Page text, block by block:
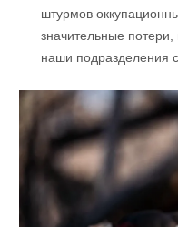
штурмов
значительные потери,
наши подразделения